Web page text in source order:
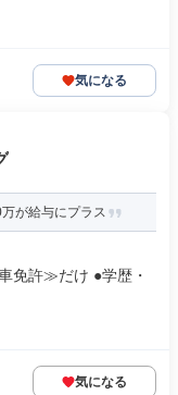
気になる
が給与にプラス
免許≫だけ ●学歴・
気になる